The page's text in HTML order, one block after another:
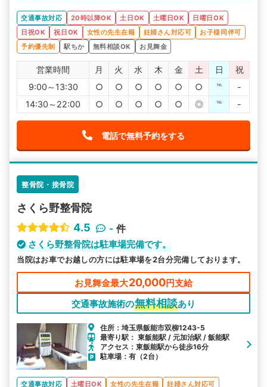
交通事故対応
20時以降OK 土日OK 土曜日OK
日曜日OK
日祝OK
祝日OK 女性の先生在籍 妊婦さん対応可
お子様同伴可
予約優先制
駅ちか 無料相談OK お見舞金
営業時間 月 火 水 木 金 土 日
祝
9:00～13:30
○ ○ ○ ○ ○ ○ ℡
-
14:30～22:00
○ ○ ○ ○ ○ ◎ ℡ -
電話で無料予約をする
整骨院・接骨院
さくら野整骨院
4.5
- 件
さくら野整骨院は駐車場完備です。
当院はお車でお越しの方には駐車場を2台分完備しております。
お見舞金最大20,000円支給
交通事故施術の無料相談あり
住所：埼玉県飯能市双柳1243-5
最寄り駅： 東飯能駅 / 元加治駅 / 飯能駅
アクセス：東飯能駅から徒歩16分
駐車場：有（2台）
交通事故対応 土曜日OK 女性の先生在籍
妊婦さん対応可